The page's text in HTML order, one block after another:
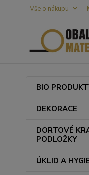
Vše o nákupu
BIO
DEKORACE
DORTOVÉ
PODLOŽKY
ÚKLID A